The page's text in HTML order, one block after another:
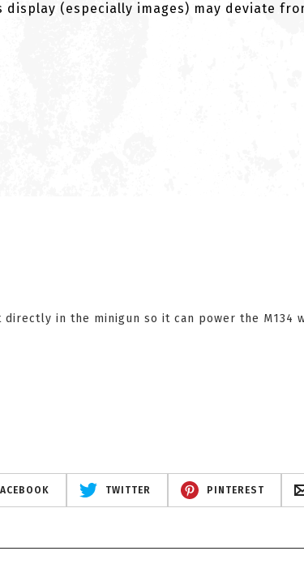
(especially images) may deviate
in the minigun so it can power the M134
TWITTER PINTEREST